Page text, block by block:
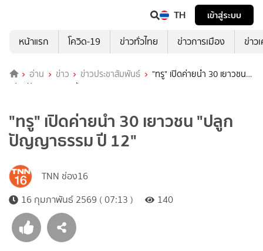
TH
เข้าสู่ระบบ
หน้าแรก
โควิด-19 ข่าวทั่วไทย ข่าวการเมือง ข่าว
อ่าน ข่าว ข่าวประชาสัมพันธ์
"ทรู" เปิดค่ายนำ 30 เยาวชน
"ปลูกปัญญาธรรม ปี 12"
"ทรู" เปิดค่ายนำ 30 เยาวชน "ปลูก
ปัญญาธรรม ปี 12"
TNN ช่อง16
16 กุมภาพันธ์ 2569 ( 07:13 )
140